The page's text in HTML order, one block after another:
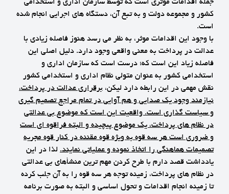
کشور و مجموعه دولت و به تبع آن، دستگاه های اجرایی انجام شده
است.
با وجود این اقدامات موثر، به نظر می رسد هنوز فاصله زیادی با
عدالت در پرداخت به معنی واقعی وجود دارد. دلیل اصلی این
فاصله زیاد این است که؛ درست است که سازمان اداری و
استخدامی کشور به عنوان متولی نظام اداری و استخدامی کشور
نقش مهمی در این رابطه دارد لیکن، برقراری عدالت در پرداخت،
نیازمند وجود یک صدایی و هم آوایی در تمام مراجع تصمیم گیری
و سیاست گذاری است. واقعیت این است که موضوع بی عدالتی
در نظام های پرداخت، یک موضوع پیچیده و البته فراقوه ای است
و ضروری است هر سه قوه به ویژه قوه مقننه در کنار قوه مجریه
تصمیمات هماهنگی را اتخاذ نموده و عملیاتی نمایند. لذا در این
یادداشت قصد دارم با طرح کردن مهم ترین منشأهای بی عدالتی
در نظام های پرداخت، زمینه توجه هر سه قوه را به آن جلب کرده
تا زمینه انجام اقدامات و تحول اساسی و البته به صورت برنامه